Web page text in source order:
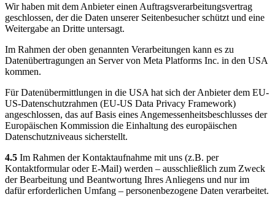
Wir haben mit dem Anbieter einen Auftragsverarbeitungsvertrag
geschlossen, der die Daten unserer Seitenbesucher schützt und eine
Weitergabe an Dritte untersagt.
Im Rahmen der oben genannten Verarbeitungen kann es zu
Datenübertragungen an Server von Meta Platforms Inc. in den USA
kommen.
Für Datenübermittlungen in die USA hat sich der Anbieter dem EU-
US-Datenschutzrahmen (EU-US Data Privacy Framework)
angeschlossen, das auf Basis eines Angemessenheitsbeschlusses der
Europäischen Kommission die Einhaltung des europäischen
Datenschutzniveaus sicherstellt.
4.5 Im Rahmen der Kontaktaufnahme mit uns (z.B. per
Kontaktformular oder E-Mail) werden – ausschließlich zum Zweck
der Bearbeitung und Beantwortung Ihres Anliegens und nur im
dafür erforderlichen Umfang – personenbezogene Daten verarbeitet.